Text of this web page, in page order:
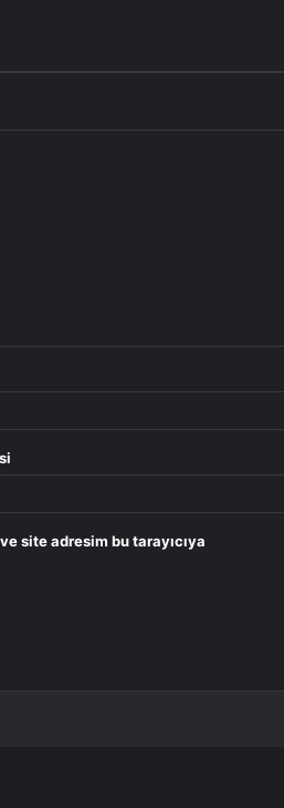
site adresim bu tarayıcıya